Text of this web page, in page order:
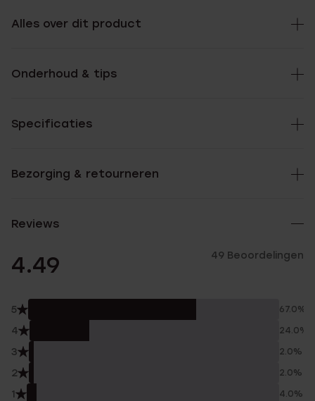
Alles over dit product
Onderhoud & tips
Specificaties
Bezorging & retourneren
Reviews
4.49 49 Beoordelingen
5 67.0%
4 24.0%
3 2.0%
2 2.0%
1 4.0%